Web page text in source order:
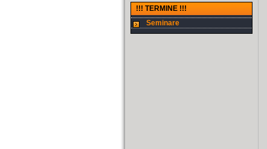
!!! TERMINE !!!
Seminare